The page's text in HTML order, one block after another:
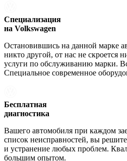
Специализация
на Volkswagen
Остановившись на данной марке
никто другой, от нас не скроется
услуги по обслуживанию марки.
Специальное современное
Бесплатная
диагностика
Вашего автомобиля при каждом
список неисправностей, вы
и устранение любых проблем.
большим опытом.